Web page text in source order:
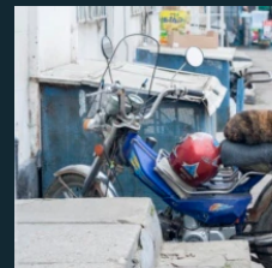
ПОБЕДИТЕЛЕЙ НЕ СУДЯТ?
КРЫМ.НЕПОКОРЕННЫЙ
ELIFBE
УКРАИНСКАЯ ПРОБЛЕМА КРЫМА
ПРИСОЕДИНЯЙТЕСЬ!
Все сайты RFE/RL